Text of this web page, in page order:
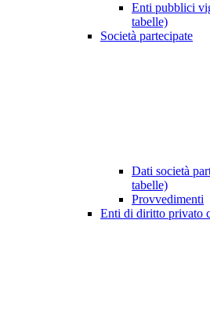
Enti pubblici
tabelle)
Società partecipate
Dati società
tabelle)
Provvedimenti
Enti di diritto privato